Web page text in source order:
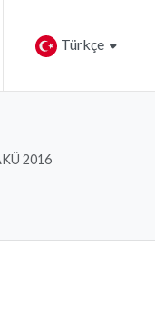
Türkçe
2016